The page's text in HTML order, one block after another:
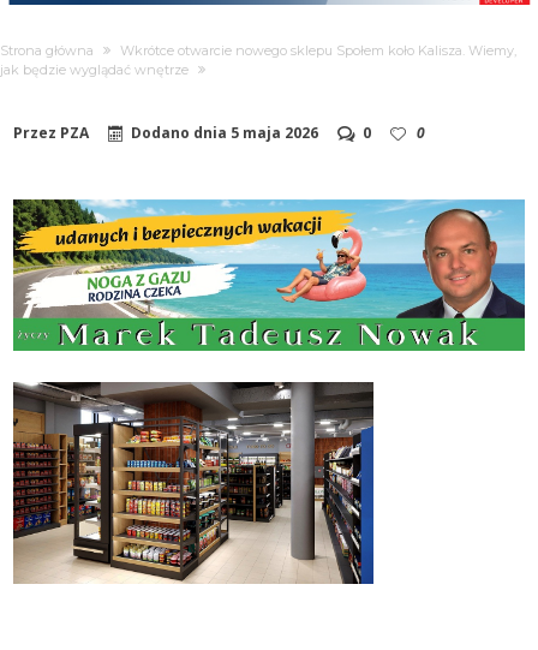
Strona główna
Wkrótce otwarcie nowego sklepu Społem koło Kalisza. Wiemy,
jak będzie wyglądać wnętrze
Przez PZA Dodano dnia 5 maja 2026 0 0